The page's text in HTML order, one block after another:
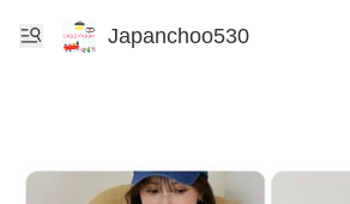
Japanchoo530